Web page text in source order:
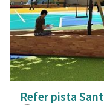
Refer pista